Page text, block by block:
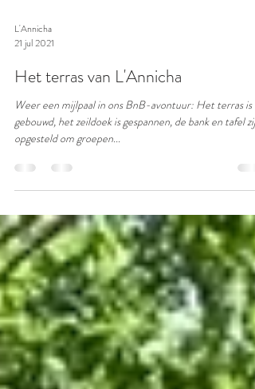
L'Annicha
21 jul 2021
Het terras van L'Annicha
Weer een mijlpaal in ons BnB-avontuur: Het terras is
opgesteld om groepen...